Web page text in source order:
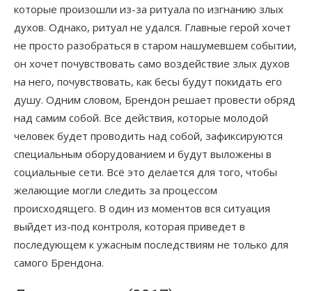
которые произошли из-за ритуала по изгнанию злых
духов. Однако, ритуал не удался. Главные герой хочет
не просто разобраться в старом нашумевшем событии,
он хочет почувствовать само воздействие злых духов
на него, почувствовать, как бесы будут покидать его
душу. Одним словом, Брендон решает провести обряд
над самим собой. Все действия, которые молодой
человек будет проводить над собой, зафиксируются
специальным оборудованием и будут выложены в
социальные сети. Всё это делается для того, чтобы
желающие могли следить за процессом
происходящего. В один из моментов вся ситуация
выйдет из-под контроля, которая приведет в
последующем к ужасным последствиям не только для
самого Брендона.